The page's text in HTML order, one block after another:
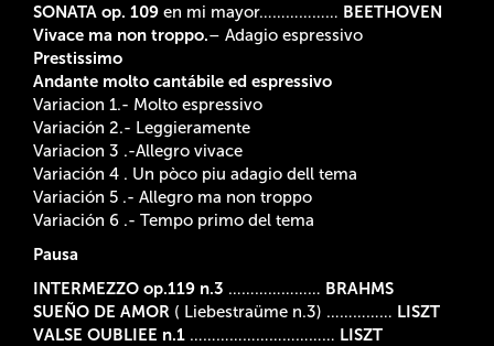
SONATA op. 109 en mi mayor……………… BEETHOVEN
Vivace ma non troppo.– Adagio espressivo
Prestissimo
Andante molto cantábile ed espressivo
Variacion 1.- Molto espressivo
Variación 2.- Leggieramente
Variacion 3 .-Allegro vivace
Variación 4 . Un pòco piu adagio dell tema
Variación 5 .- Allegro ma non troppo
Variación 6 .- Tempo primo del tema
Pausa
INTERMEZZO op.119 n.3 ………………… BRAHMS
SUEÑO DE AMOR ( Liebestraüme n.3) …………… LISZT
VALSE OUBLIEE n.1 …………………………… LISZT